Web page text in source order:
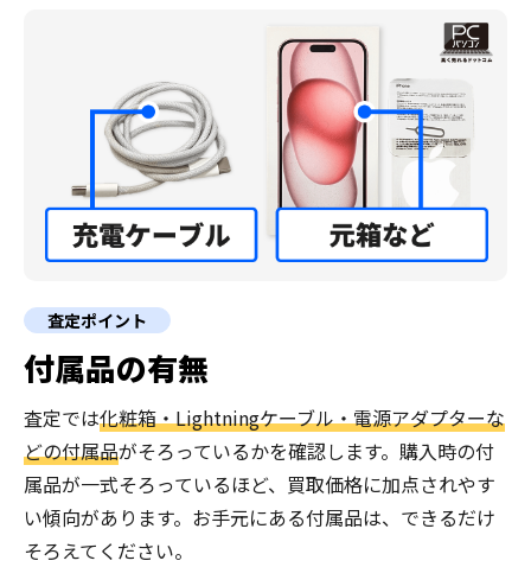
査定ポイント
付属品の有無
査定では化粧箱・Lightningケーブル・電源アダプターな
どの付属品がそろっているかを確認します。購入時の付
属品が一式そろっているほど、買取価格に加点されやす
い傾向があります。お手元にある付属品は、できるだけ
そろえてください。